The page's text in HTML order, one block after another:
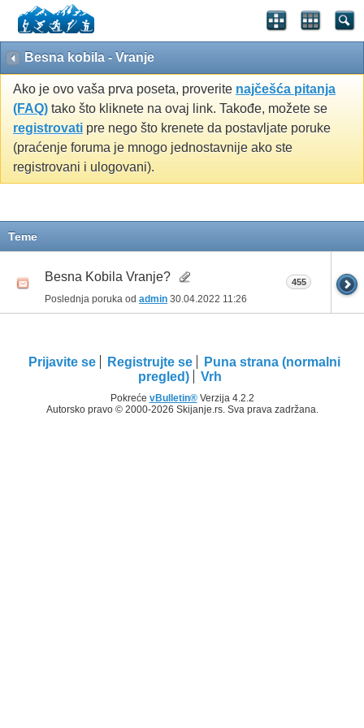
Besna kobila - Vranje
Ako je ovo vaša prva poseta, proverite najčešća pitanja
(FAQ) tako što kliknete na ovaj link. Takođe, možete se
registrovati pre nego što krenete da postavljate poruke
(praćenje foruma je mnogo jednostavnije ako ste
registrovani i ulogovani).
Teme
Besna Kobila Vranje?
Poslednja poruka od admin 30.04.2022 11:26
455
Prijavite se Registrujte se
Puna strana (normalni
pregled)
Vrh
Pokreće vBulletin®Verzija 4.2.2
Autorsko pravo © 2000-2026 Skijanje.rs. Sva prava zadržana.